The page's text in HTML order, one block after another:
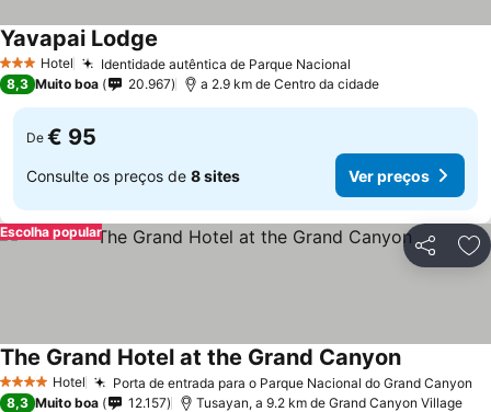
3 EstrelasHotel Identidade autêntica de Parque Nacional
Yavapai Lodge
8,3 Muito boa 20.967 a 2.9 km de Centro da cidade
De € 95
Consulte os preços de 8 sites Ver preços
Partilhar
Escolha popular
4 EstrelasHotel Porta de entrada para o Parque Nacional do Grand Canyon
The Grand Hotel at the Grand Canyon
8,3 Muito boa 12.157 Tusayan, a 9.2 km de Grand Canyon Village